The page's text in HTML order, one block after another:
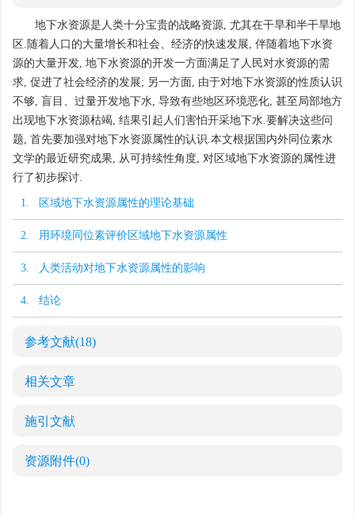
地下水资源是人类十分宝贵的战略资源, 尤其在干旱和半干旱地
区.随着人口的大量增长和社会、经济的快速发展, 伴随着地下水资
源的大量开发, 地下水资源的开发一方面满足了人民对水资源的需
求, 促进了社会经济的发展; 另一方面, 由于对地下水资源的性质认识
不够, 盲目、过量开发地下水, 导致有些地区环境恶化, 甚至局部地方
出现地下水资源枯竭, 结果引起人们害怕开采地下水.要解决这些问
题, 首先要加强对地下水资源属性的认识.本文根据国内外同位素水
文学的最近研究成果, 从可持续性角度, 对区域地下水资源的属性进
行了初步探讨.
1. 区域地下水资源属性的理论基础
2. 用环境同位素评价区域地下水资源属性
3. 人类活动对地下水资源属性的影响
4. 结论
参考文献(18)
相关文章
施引文献
资源附件(0)